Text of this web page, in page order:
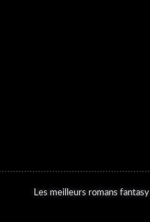
Les meilleurs romans fantasy